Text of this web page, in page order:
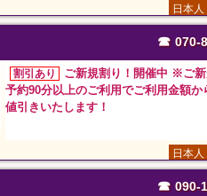
日本人
☎ 070-
割引あり
ご新規割り！開催中 ※ご
予約90分以上のご利用でご利用金額か
値引きいたします！
日本人
☎ 090-